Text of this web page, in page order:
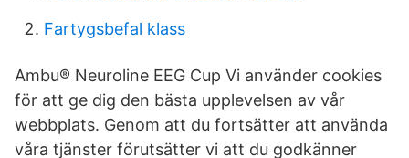
Fartygsbefal klass
Ambu® Neuroline EEG Cup Vi använder cookies
för att ge dig den bästa upplevelsen av vår
webbplats. Genom att du fortsätter att använda
våra tjänster förutsätter vi att du godkänner